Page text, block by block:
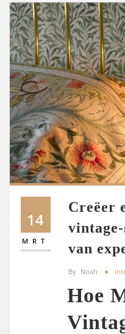
14
MRT
Creëer
van
By Noah
Hoe